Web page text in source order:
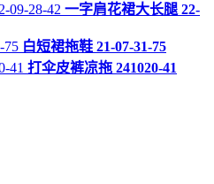
一字肩花裙大长腿 22-
白短裙拖鞋 21-07-31-75
打伞皮裤凉拖 241020-41